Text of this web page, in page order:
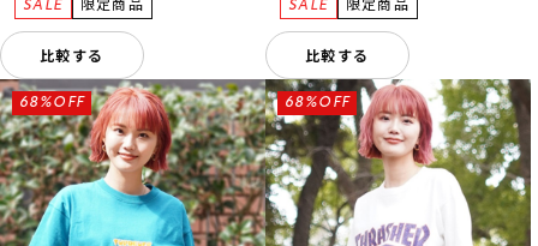
比較する 比較する
68%OFF 68%OFF